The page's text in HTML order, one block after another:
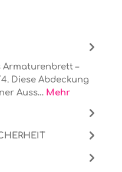
–
Diese Abdeckung
Auss… Mehr